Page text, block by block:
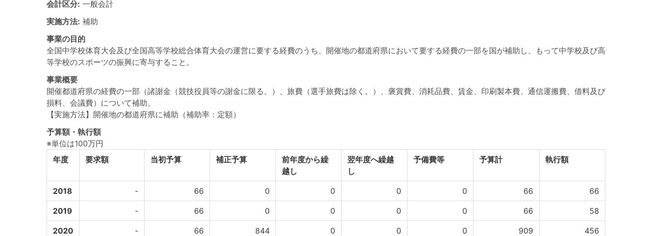
会計区分: 一般会計
実施方法: 補助
事業の目的
全国中学校体育大会及び全国高等学校総合体育大会の運営に要する経費のうち、開催地の都道府県において要する経費の一部を国が補助し、もって中学校及び高
等学校のスポーツの振興に寄与すること。
事業概要
開催都道府県の経費の一部（諸謝金（競技役員等の謝金に限る。）、旅費（選手旅費は除く。）、褒賞費、消耗品費、賃金、印刷製本費、通信運搬費、借料及び
損料、会議費）について補助。
【実施方法】開催地の都道府県に補助（補助率：定額）
予算額・執行額
※単位は100万円
年度
要求額 当初予算 補正予算
前年度から繰
越し
翌年度へ繰越
し
予備費等 予算計 執行額
2018 - 66 0 0 0 0 66 66
2019 - 66 0 0 0 0 66 58
2020 - 66 844 0 0 0 909 456